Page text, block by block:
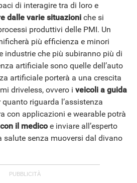
di interagire tra di loro e
dalle varie situazioni che si
produttivi delle PMI. Un
più efficienza e minori
industrie che più subiranno più di
artificiale sono quelle dell’auto
artificiale porterà a una crescita
driveless, ovvero i veicoli a guida
quanto riguarda l’assistenza
con applicazioni e wearable potrà
il medicoe inviare all’esperto
senza muoversi dal divano